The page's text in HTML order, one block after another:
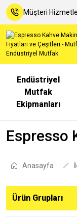
Müşteri
Endüstriyel
Mutfak
Ekipmanları
Espresso
Anasayfa
Ürün Grupları